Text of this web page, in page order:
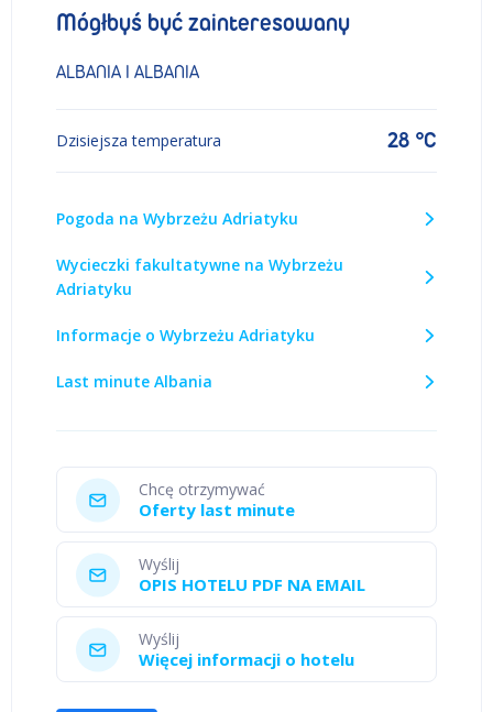
Mógłbyś być zainteresowany
ALBANIA I ALBANIA
Dzisiejsza temperatura 28 °C
Pogoda na Wybrzeżu Adriatyku
Wycieczki fakultatywne na Wybrzeżu
Adriatyku
Informacje o Wybrzeżu Adriatyku
Last minute Albania
Chcę otrzymywać
Oferty last minute
Wyślij
OPIS HOTELU PDF NA EMAIL
Wyślij
Więcej informacji o hotelu